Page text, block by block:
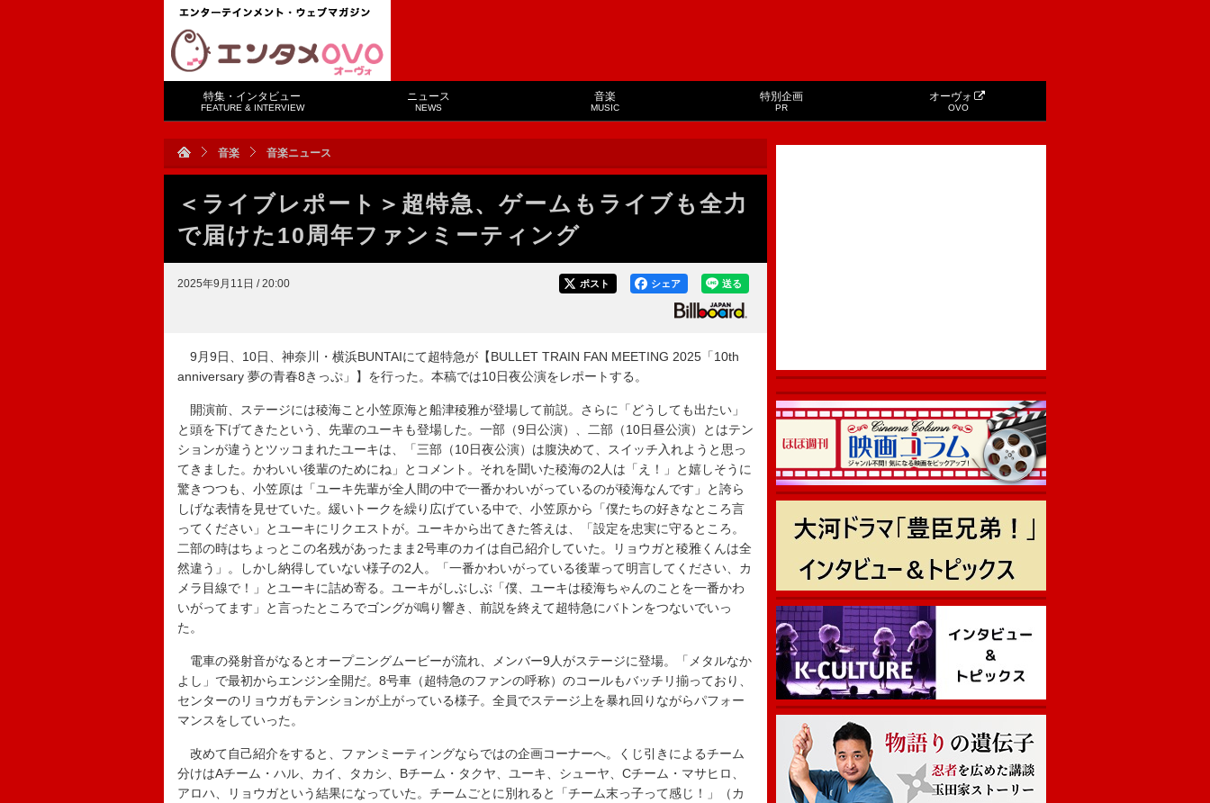
特集・インタビュー
FEATURE & INTERVIEW
ニュース
NEWS
音楽
MUSIC
特別企画
PR
オーヴォ
OVO
音楽 音楽ニュース
＜ライブレポート＞超特急、ゲームもライブも全力
で届けた10周年ファンミーティング
2025年9月11日 / 20:00 送る
シェア
ポスト
9月9日、10日、神奈川・横浜BUNTAIにて超特急が【BULLET TRAIN FAN MEETING 2025「10th
anniversary 夢の青春8きっぷ」】を行った。本稿では10日夜公演をレポートする。
開演前、ステージには稜海こと小笠原海と船津稜雅が登場して前説。さらに「どうしても出たい」
と頭を下げてきたという、先輩のユーキも登場した。一部（9日公演）、二部（10日昼公演）とはテン
ションが違うとツッコまれたユーキは、「三部（10日夜公演）は腹決めて、スイッチ入れようと思っ
てきました。かわいい後輩のためにね」とコメント。それを聞いた稜海の2人は「え！」と嬉しそうに
驚きつつも、小笠原は「ユーキ先輩が全人間の中で一番かわいがっているのが稜海なんです」と誇ら
しげな表情を見せていた。緩いトークを繰り広げている中で、小笠原から「僕たちの好きなところ言
ってください」とユーキにリクエストが。ユーキから出てきた答えは、「設定を忠実に守るところ。
二部の時はちょっとこの名残があったまま2号車のカイは自己紹介していた。リョウガと稜雅くんは全
然違う」。しかし納得していない様子の2人。「一番かわいがっている後輩って明言してください、カ
メラ目線で！」とユーキに詰め寄る。ユーキがしぶしぶ「僕、ユーキは稜海ちゃんのことを一番かわ
いがってます」と言ったところでゴングが鳴り響き、前説を終えて超特急にバトンをつないでいっ
た。
電車の発射音がなるとオープニングムービーが流れ、メンバー9人がステージに登場。「メタルなか
よし」で最初からエンジン全開だ。8号車（超特急のファンの呼称）のコールもバッチリ揃っており、
センターのリョウガもテンションが上がっている様子。全員でステージ上を暴れ回りながらパフォー
マンスをしていった。
改めて自己紹介をすると、ファンミーティングならではの企画コーナーへ。くじ引きによるチーム
分けはAチーム・ハル、カイ、タカシ、Bチーム・タクヤ、ユーキ、シューヤ、Cチーム・マサヒロ、
アロハ、リョウガという結果になっていた。チームごとに別れると「チーム末っ子って感じ！」（カ